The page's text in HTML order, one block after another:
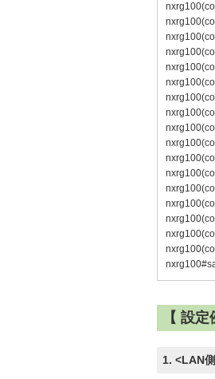
【 設定
1. <LAN